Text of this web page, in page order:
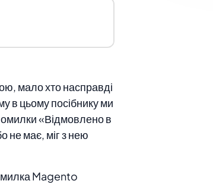
мало хто насправді
в цьому посібнику ми
«Відмовлено в
не має, міг з нею
Magento